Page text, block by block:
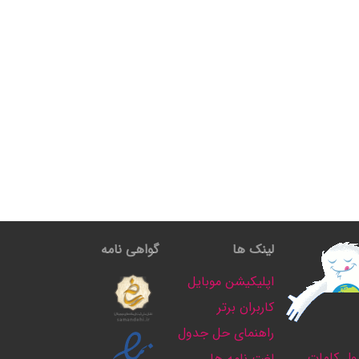
لینک ها
اپلیکیشن موبایل
کاربران برتر
راهنمای حل جدول
گواهی نامه